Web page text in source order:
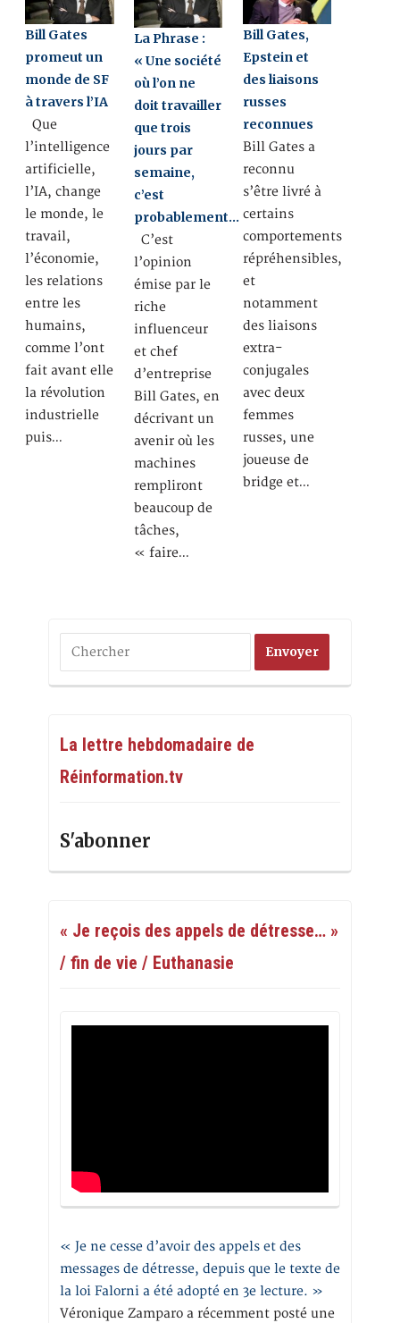
Bill Gates
promeut un
monde de SF
à travers l’IA
Que
l’intelligence
artificielle,
l’IA, change
le monde, le
travail,
l’économie,
les relations
entre les
humains,
comme l’ont
fait avant elle
la révolution
industrielle
puis…
La Phrase :
« Une société
où l’on ne
doit travailler
que trois
jours par
semaine,
c’est
probablement…
C’est
l’opinion
émise par le
riche
influenceur
et chef
d’entreprise
Bill Gates, en
décrivant un
avenir où les
machines
rempliront
beaucoup de
tâches,
« faire…
Bill Gates,
Epstein et
des liaisons
russes
reconnues
Bill Gates a
reconnu
s’être livré à
certains
comportements
répréhensibles,
et
notamment
des liaisons
extra-
conjugales
avec deux
femmes
russes, une
joueuse de
bridge et…
La lettre hebdomadaire de
Réinformation.tv
S'abonner
« Je reçois des appels de détresse… »
/ fin de vie / Euthanasie
« Je ne cesse d’avoir des appels et des
messages de détresse, depuis que le texte de
la loi Falorni a été adopté en 3e lecture. »
Véronique Zamparo a récemment posté une